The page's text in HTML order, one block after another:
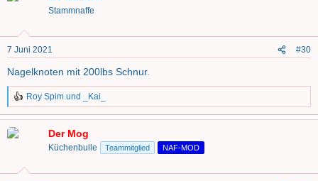
e
n
:
Stammnaffe
7 Juni 2021 #30
Nagelknoten mit 200lbs Schnur.
R
e
k
Roy Spim und _Kai_
Der Mog
Küchenbulle Teammitglied NAF-MOD